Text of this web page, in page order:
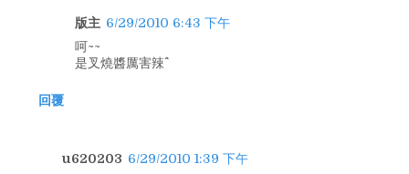
版主 6/29/2010 6:43 下午
呵~~
是叉燒醬厲害辣^^
回覆
u620203 6/29/2010 1:39 下午